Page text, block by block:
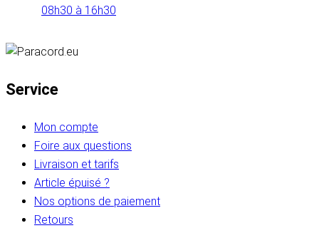
08h30 à 16h30
Service
Mon compte
Foire aux questions
Livraison et tarifs
Article épuisé ?
Nos options de paiement
Retours